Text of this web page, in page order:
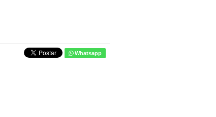
Whatsapp